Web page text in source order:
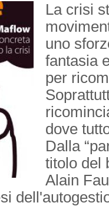
La crisi
uno
fantasia
per
dove
Dalla
titolo del
Alain